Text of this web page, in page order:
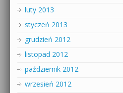
luty 2013
styczeń 2013
grudzień 2012
listopad 2012
październik 2012
wrzesień 2012